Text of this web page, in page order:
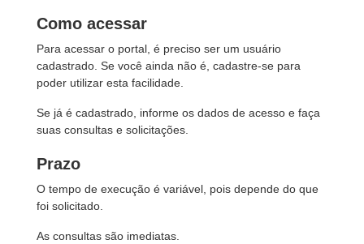
Como acessar
Para acessar o portal, é preciso ser um usuário
cadastrado. Se você ainda não é, cadastre-se para
poder utilizar esta facilidade.
Se já é cadastrado, informe os dados de acesso e faça
suas consultas e solicitações.
Prazo
O tempo de execução é variável, pois depende do que
foi solicitado.
As consultas são imediatas.